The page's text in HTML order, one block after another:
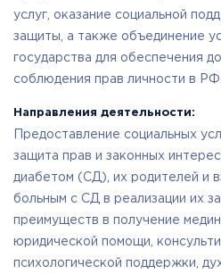
услуг, оказание социальной
защиты, а также объединение
государства для обеспечения
соблюдения прав личности в РФ.
Направления деятельности:
Предоставление социальных
защита прав и законных
диабетом (СД), их родителей и
больным с СД в реализации их
преимуществ в получение
юридической помощи,
психологической поддержки,